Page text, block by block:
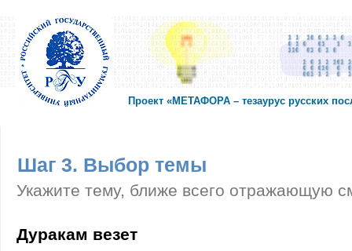
Проект «МЕТАФОРА – тезаурус русских
Шаг 3. Выбор темы
Укажите тему, ближе всего отражающую
Дуракам везет